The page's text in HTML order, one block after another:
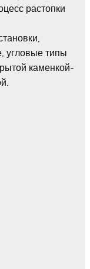
растопки
угловые типы
каменкой-